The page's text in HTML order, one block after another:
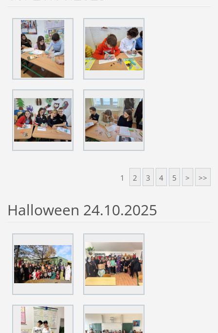
1 2 3 4 5 > >>
Halloween 24.10.2025